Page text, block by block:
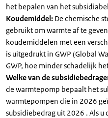
het bepalen van het
Koudemiddel: De chemische
gebruikt om warmte af te
koudemiddelen met een
is uitgedrukt in GWP (Global
GWP, hoe minder schadelijk
Welke van de
de warmtepomp bepaalt het
warmtepompen die in 2026
subsidiebedrag uit 2026 . Als u